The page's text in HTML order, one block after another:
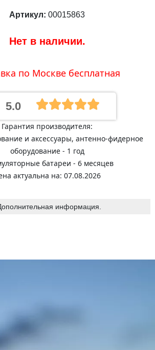
Артикул: 00015863
Нет в наличии.
по Москве бесплатная
5.0
Гарантия производителя:
и аксессуары, антенно-фидерное
оборудование - 1 год
батареи - 6 месяцев
актуальна на: 07.08.2026
информация.